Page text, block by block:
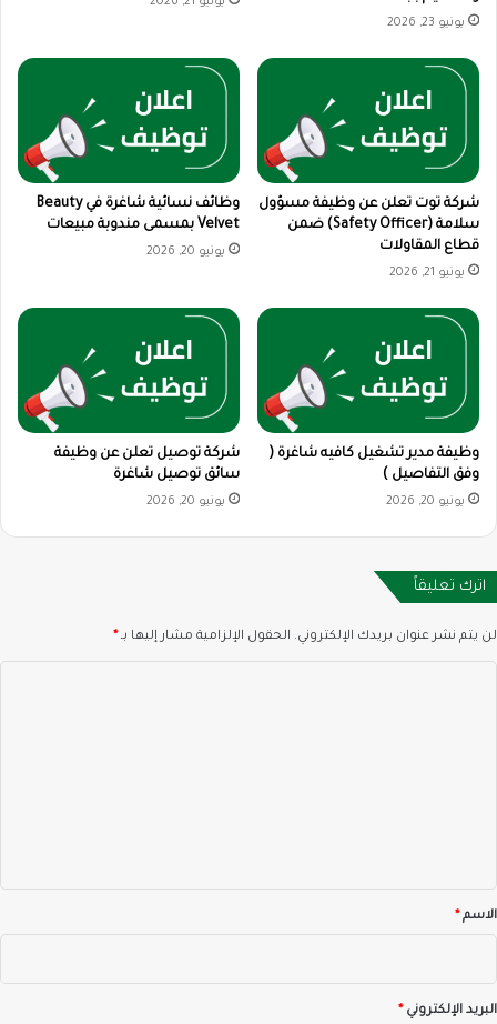
يونيو 23, 2026
شركة توت تعلن عن وظيفة مسؤول
سلامة (Safety Officer) ضمن
قطاع المقاولات
يونيو 21, 2026
وظائف نسائية شاغرة في Beauty
Velvet بمسمى مندوبة مبيعات
يونيو 20, 2026
وظيفة مدير تشغيل كافيه شاغرة (
وفق التفاصيل )
يونيو 20, 2026
شركة توصيل تعلن عن وظيفة
سائق توصيل شاغرة
يونيو 20, 2026
اترك تعليقاً
لن يتم نشر عنوان بريدك الإلكتروني. الحقول الإلزامية مشار إليها بـ*
*الاسم*
البريد الإلكتروني*